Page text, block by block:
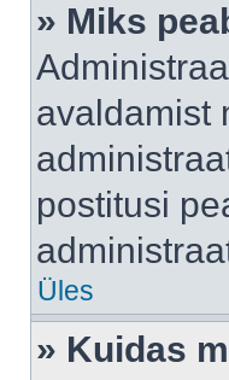
» Miks
avaldamist
postitusi
Üles
» Kuidas